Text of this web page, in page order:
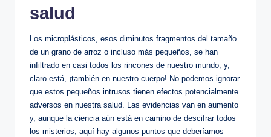
salud
Los microplásticos, esos diminutos fragmentos del tamaño
de un grano de arroz o incluso más pequeños, se han
infiltrado en casi todos los rincones de nuestro mundo, y,
claro está, ¡también en nuestro cuerpo! No podemos ignorar
que estos pequeños intrusos tienen efectos potencialmente
adversos en nuestra salud. Las evidencias van en aumento
y, aunque la ciencia aún está en camino de descifrar todos
los misterios, aquí hay algunos puntos que deberíamos